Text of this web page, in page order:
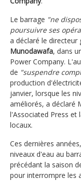
Le barrage "ne
poursuivre ses
a déclaré le directeur
Munodawafa, dans
Power Company.
de "suspendre
production
janvier, lorsque les
améliorés, a déclaré
l'Associated Press et
locaux.
Ces dernières
niveaux d'eau au
précédant la saison
pour interrompre les